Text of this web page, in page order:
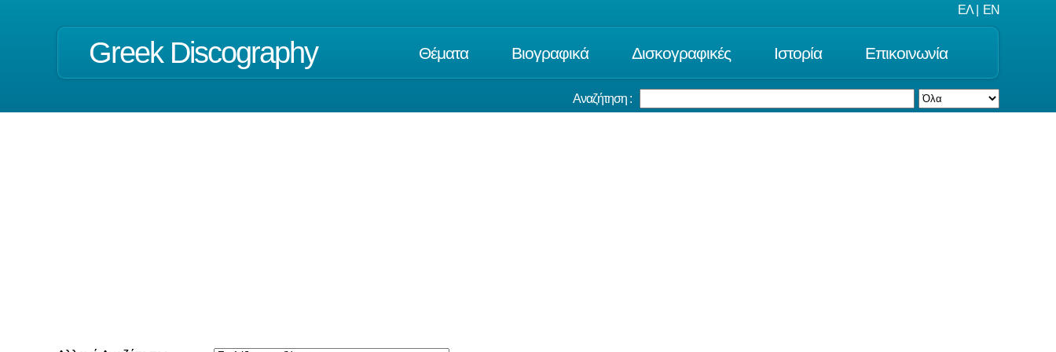
ΕΛ EN
Greek Discography Θέματα Βιογραφικά Δισκογραφικές Ιστορία Επικοινωνία
Αναζήτηση :